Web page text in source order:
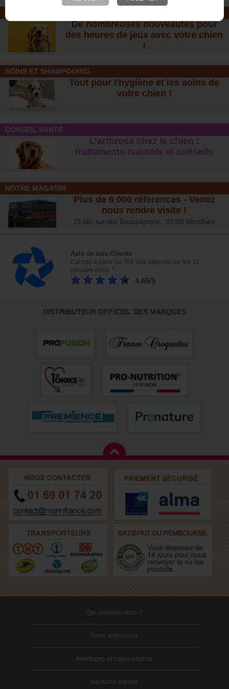
De nombreuses nouveautés pour
des heures de jeux avec votre chien
!
SOINS ET SHAMPOOING
Tout pour l'hygiène et les soins de
votre chien !
CONSEIL SANTÉ
L’arthrose chez le chien :
traitements naturels et conseils
NOTRE MAGASIN
Plus de 6 000 références - Venez
nous rendre visite !
23 bis, rue des Bourguignons, 91310 Montlhéry
Avis de nos Clients
Calculé à partir de 701 avis obtenus sur les 12
derniers mois. *
4.65/5
DISTRIBUTEUR OFFICIEL DES MARQUES
Qui sommes nous ?
Notre animalerie
Avantages et codes promos
Mentions légales